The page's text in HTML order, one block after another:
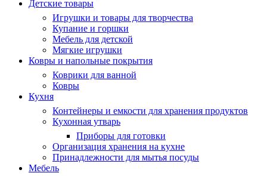
Детские товары
Игрушки и товары для творчества
Купание и горшки
Мебель для детской
Мягкие игрушки
Ковры и напольные покрытия
Коврики для ванной
Ковры
Кухня
Контейнеры и емкости для хранения продуктов
Кухонная утварь
Приборы для готовки
Организация хранения на кухне
Принадлежности для мытья посуды
Мебель